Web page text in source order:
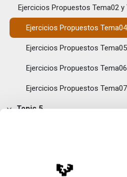
Ejercicios Propuestos Tema04
Ejercicios Propuestos Tema05
Ejercicios Propuestos Tema06
Ejercicios Propuestos Tema07
Topic 5
Autoevaluación Tema06